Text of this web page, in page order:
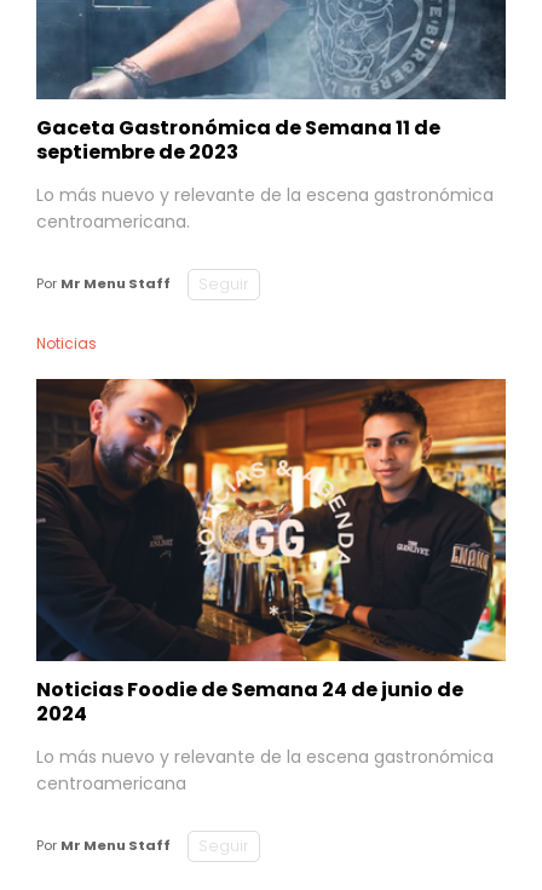
Gaceta Gastronómica de Semana 11 de
septiembre de 2023
Lo más nuevo y relevante de la escena gastronómica
centroamericana.
Por Mr Menu Staff Seguir
Noticias
Noticias Foodie de Semana 24 de junio de
2024
Lo más nuevo y relevante de la escena gastronómica
centroamericana
Por Mr Menu Staff Seguir